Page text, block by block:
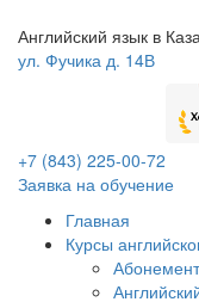
Английский язык в
ул. Фучика д. 14В
+7 (843) 225-00-72
Заявка на обучение
Главная
Курсы